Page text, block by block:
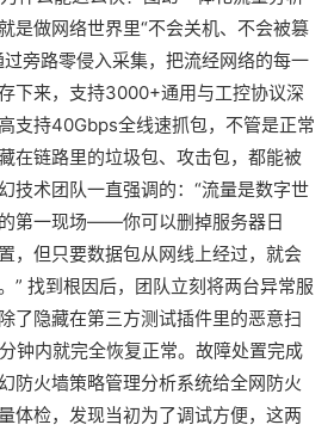
是做网络世界里“不会关机、不会被篡
过旁路零侵入采集，把流经网络的每一
下来，支持3000+通用与工控协议深
支持40Gbps全线速抓包，不管是正常
在链路里的垃圾包、攻击包，都能被
技术团队一直强调的：“流量是数字世
第一现场——你可以删掉服务器日
，但只要数据包从网线上经过，就会
” 找到根因后，团队立刻将两台异常服
了隐藏在第三方测试插件里的恶意扫
钟内就完全恢复正常。故障处置完成
防火墙策略管理分析系统给全网防火
体检，发现当初为了调试方便，这两